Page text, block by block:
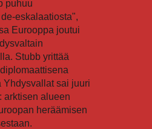
puhuu
eskalaatiosta",
Eurooppa joutui
Stubb yrittää
Yhdysvallat sai juuri
arktisen alueen
heräämisen